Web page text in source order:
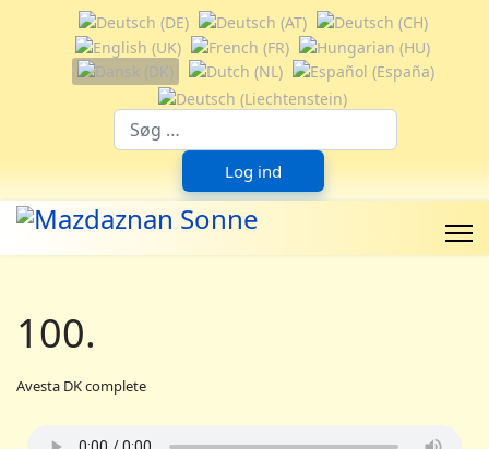
Vælg dit sprog
Log ind
100.
Avesta DK complete